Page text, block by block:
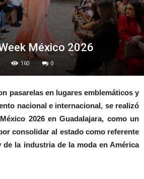
México 2026
160 0
pasarelas en lugares emblemáticos y
nacional e internacional, se realizó
2026 en Guadalajara, como un
consolidar al estado como referente
la industria de la moda en América